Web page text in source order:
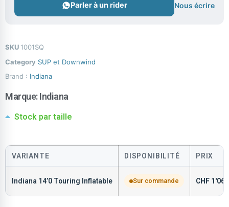
Parler à un rider Nous écrire
SKU 1001SQ
Category SUP et Downwind
Brand : Indiana
Marque:Indiana
Stock par taille
VARIANTE DISPONIBILITÉ PRIX
Indiana 14’0 Touring Inflatable Sur commande CHF